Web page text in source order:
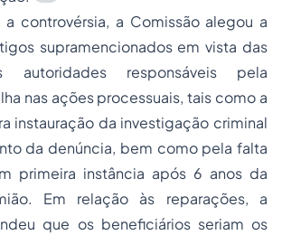
a controvérsia, a Comissão alegou a
supramencionados em vista das
autoridades responsáveis pela
nas ações processuais, tais como a
instauração da investigação criminal
da denúncia, bem como pela falta
primeira instância após 6 anos da
Em relação às reparações, a
que os beneficiários seriam os